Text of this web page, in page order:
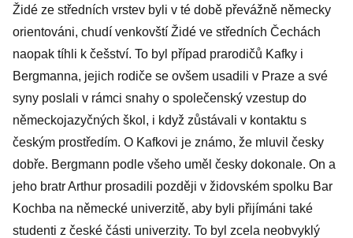
Židé ze středních vrstev byli v té době převážně německy
orientováni, chudí venkovští Židé ve středních Čechách
naopak tíhli k češství. To byl případ prarodičů Kafky i
Bergmanna, jejich rodiče se ovšem usadili v Praze a své
syny poslali v rámci snahy o společenský vzestup do
německojazyčných škol, i když zůstávali v kontaktu s
českým prostředím. O Kafkovi je známo, že mluvil česky
dobře. Bergmann podle všeho uměl česky dokonale. On a
jeho bratr Arthur prosadili později v židovském spolku Bar
Kochba na německé univerzitě, aby byli přijímáni také
studenti z české části univerzity. To byl zcela neobvyklý